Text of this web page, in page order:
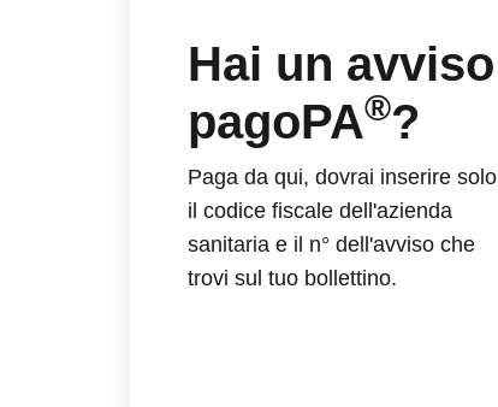
Hai un avviso
pagoPA®?
Paga da qui, dovrai inserire solo
il codice fiscale dell'azienda
sanitaria e il n° dell'avviso che
trovi sul tuo bollettino.